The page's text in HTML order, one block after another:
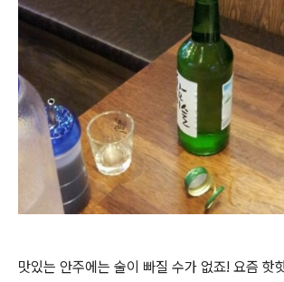
맛있는 안주에는 술이 빠질 수가 없죠! 요즘 핫